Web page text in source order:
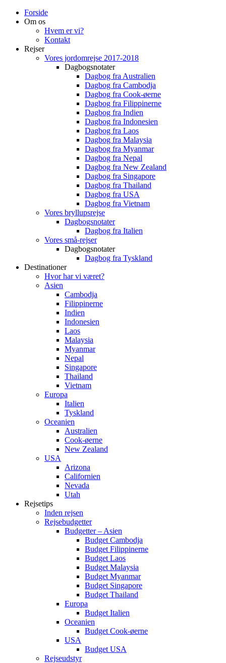
Forside
Om os
Hvem er vi?
Kontakt
Rejser
Vores jordomrejse 2017-2018
Dagbogsnotater
Dagbog fra Australien
Dagbog fra Cambodja
Dagbog fra Cook-øerne
Dagbog fra Filippinerne
Dagbog fra Indien
Dagbog fra Indonesien
Dagbog fra Laos
Dagbog fra Malaysia
Dagbog fra Myanmar
Dagbog fra Nepal
Dagbog fra New Zealand
Dagbog fra Singapore
Dagbog fra Thailand
Dagbog fra USA
Dagbog fra Vietnam
Vores bryllupsrejse
Dagbogsnotater
Dagbog fra Italien
Vores små-rejser
Dagbogsnotater
Dagbog fra Tyskland
Destinationer
Hvor har vi været?
Asien
Cambodja
Filippinerne
Indien
Indonesien
Laos
Malaysia
Myanmar
Nepal
Singapore
Thailand
Vietnam
Europa
Italien
Tyskland
Oceanien
Australien
Cook-øerne
New Zealand
USA
Arizona
Californien
Nevada
Utah
Rejsetips
Inden rejsen
Rejsebudgetter
Budgetter – Asien
Budget Cambodja
Budget Filippinerne
Budget Laos
Budget Malaysia
Budget Myanmar
Budget Singapore
Budget Thailand
Europa
Budget Italien
Oceanien
Budget Cook-øerne
USA
Budget USA
Rejseudstyr